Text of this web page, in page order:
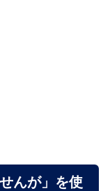
んが」を使